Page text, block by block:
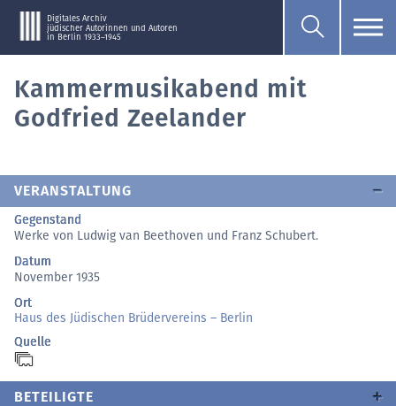
Digitales Archiv
jüdischer Autorinnen und Autoren
in Berlin 1933–1945
Kammermusikabend mit
Godfried Zeelander
VERANSTALTUNG
Gegenstand
Werke von Ludwig van Beethoven und Franz Schubert.
Datum
November 1935
Ort
Haus des Jüdischen Brüdervereins – Berlin
Quelle
BETEILIGTE